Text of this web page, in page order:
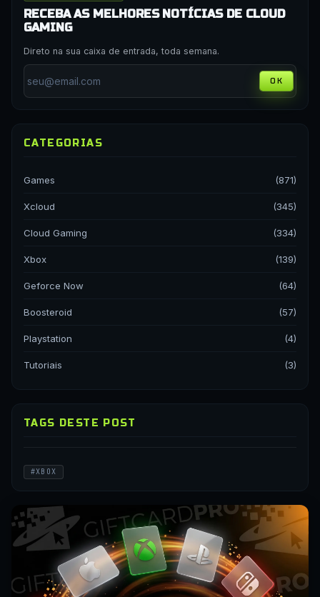
RECEBA AS MELHORES NOTÍCIAS DE CLOUD
GAMING
Direto na sua caixa de entrada, toda semana.
OK
CATEGORIAS
Games (871)
Xcloud (345)
Cloud Gaming (334)
Xbox (139)
Geforce Now (64)
Boosteroid (57)
Playstation (4)
Tutoriais (3)
TAGS DESTE POST
#XBOX